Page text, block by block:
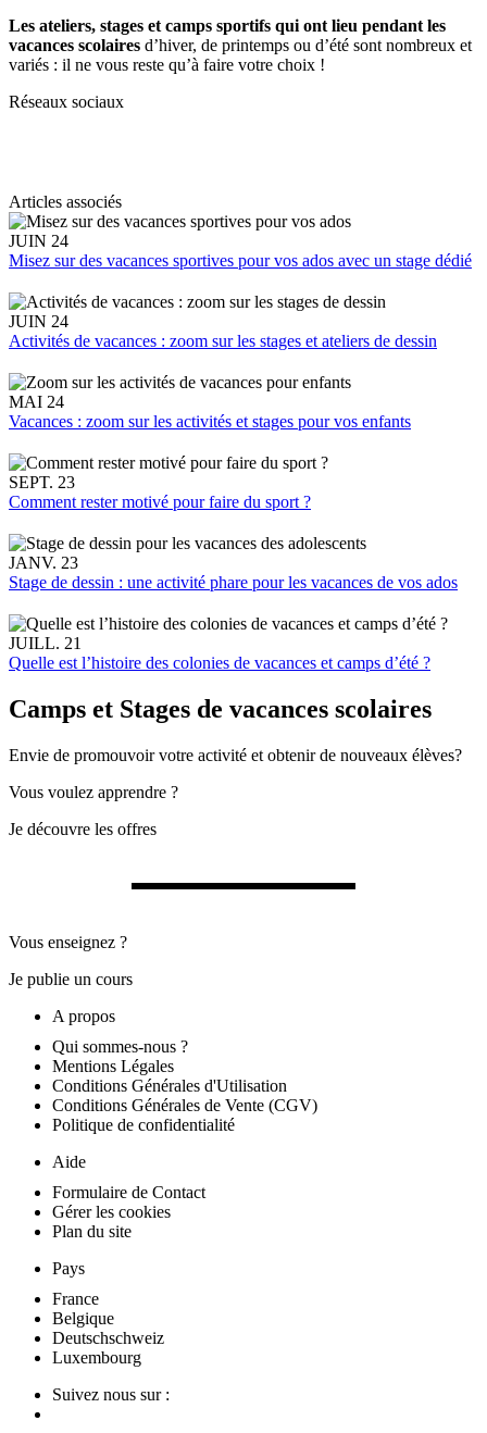
Les ateliers, stages et camps sportifs qui ont lieu pendant les
vacances scolaires d’hiver, de printemps ou d’été sont nombreux et
variés : il ne vous reste qu’à faire votre choix !
Réseaux sociaux
Articles associés
JUIN 24
Misez sur des vacances sportives pour vos ados avec un stage dédié
JUIN 24
Activités de vacances : zoom sur les stages et ateliers de dessin
MAI 24
Vacances : zoom sur les activités et stages pour vos enfants
SEPT. 23
Comment rester motivé pour faire du sport ?
JANV. 23
Stage de dessin : une activité phare pour les vacances de vos ados
JUILL. 21
Quelle est l’histoire des colonies de vacances et camps d’été ?
Camps et Stages de vacances scolaires
Envie de promouvoir votre activité et obtenir de nouveaux élèves?
Vous voulez apprendre ?
Je découvre les offres
Vous enseignez ?
Je publie un cours
A propos
Qui sommes-nous ?
Mentions Légales
Conditions Générales d'Utilisation
Conditions Générales de Vente (CGV)
Politique de confidentialité
Aide
Formulaire de Contact
Gérer les cookies
Plan du site
Pays
France
Belgique
Deutschschweiz
Luxembourg
Suivez nous sur :